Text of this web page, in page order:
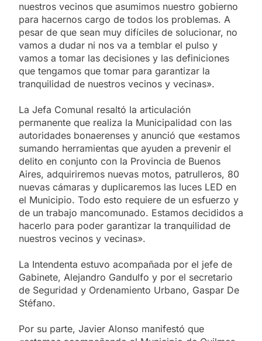
nuestros vecinos que asumimos nuestro gobierno
para hacernos cargo de todos los problemas. A
pesar de que sean muy difíciles de solucionar, no
vamos a dudar ni nos va a temblar el pulso y
vamos a tomar las decisiones y las definiciones
que tengamos que tomar para garantizar la
tranquilidad de nuestros vecinos y vecinas».
La Jefa Comunal resaltó la articulación
permanente que realiza la Municipalidad con las
autoridades bonaerenses y anunció que «estamos
sumando herramientas que ayuden a prevenir el
delito en conjunto con la Provincia de Buenos
Aires, adquiriremos nuevas motos, patrulleros, 80
nuevas cámaras y duplicaremos las luces LED en
el Municipio. Todo esto requiere de un esfuerzo y
de un trabajo mancomunado. Estamos decididos a
hacerlo para poder garantizar la tranquilidad de
nuestros vecinos y vecinas».
La Intendenta estuvo acompañada por el jefe de
Gabinete, Alejandro Gandulfo y por el secretario
de Seguridad y Ordenamiento Urbano, Gaspar De
Stéfano.
Por su parte, Javier Alonso manifestó que